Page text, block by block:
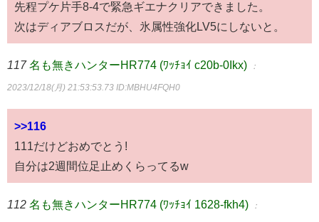
先程プケ片手8-4で緊急ギエナクリアできました。
次はディアブロスだが、氷属性強化LV5にしないと。
117 名も無きハンターHR774 (ﾜｯﾁｮｲ c20b-0Ikx) ：
2023/12/18(月) 21:53:53.73 ID:MBHU4FQH0
>>116
111だけどおめでとう!
自分は2週間位足止めくらってるw
112 名も無きハンターHR774 (ﾜｯﾁｮｲ 1628-fkh4) ：